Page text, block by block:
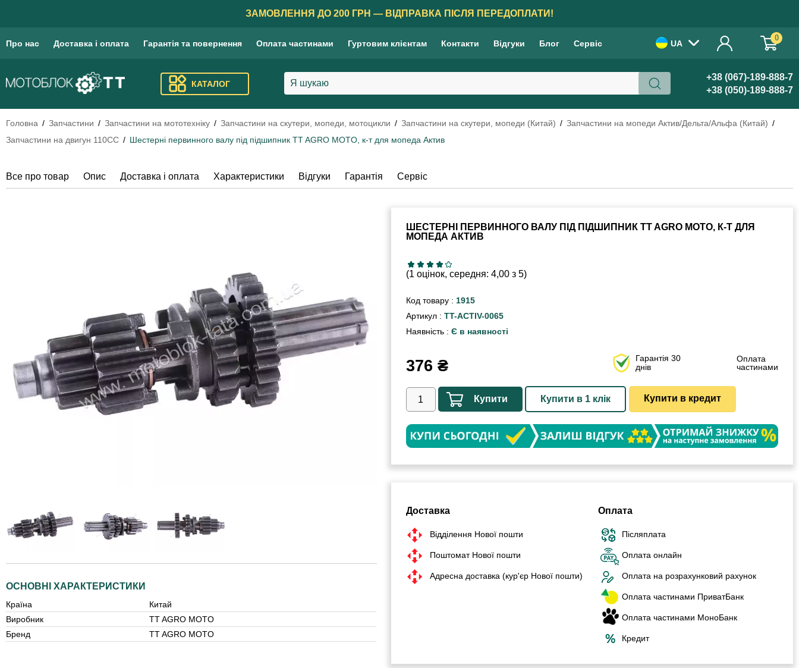
ЗАМОВЛЕННЯ ДО 200 ГРН — ВІДПРАВКА ПІСЛЯ ПЕРЕДОПЛАТИ!
Про нас Доставка і оплата Гарантія та повернення Оплата частинами Гуртовим клієнтам Контакти Відгуки Блог Сервіс UA
0
КАТАЛОГ
+38 (067)-189-888-7
+38 (050)-189-888-7
Головна Запчастини Запчастини на мототехніку Запчастини на скутери, мопеди, мотоцикли Запчастини на скутери, мопеди (Китай)
Запчастини на мопеди Актив/Дельта/Альфа (Китай)
Запчастини на двигун 110СС
Шестерні первинного валу під підшипник TT AGRO MOTO, к-т для мопеда Актив
Все про товар Опис Доставка і оплата Характеристики Відгуки Гарантія Сервіс
ОСНОВНІ ХАРАКТЕРИСТИКИ
Країна
Китай
Виробник
TT AGRO MOTO
Бренд
TT AGRO MOTO
ШЕСТЕРНІ ПЕРВИННОГО ВАЛУ ПІД ПІДШИПНИК TT AGRO MOTO, К-Т ДЛЯ
МОПЕДА АКТИВ
(1 оцінок, середня: 4,00 з 5)
Код товару : 1915
Артикул : TT-ACTIV-0065
Наявність : Є в наявності
376 ₴
Гарантія 30
днів
Оплата
частинами
Купити Купити в 1 клік Купити в кредит
Доставка
Відділення Нової пошти
Поштомат Нової пошти
Адресна доставка (кур'єр Нової пошти)
Оплата
Післяплата
Оплата онлайн
Оплата на розрахунковий рахунок
Оплата частинами ПриватБанк
Оплата частинами МоноБанк
Кредит